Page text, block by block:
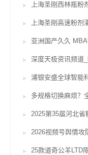
上海圣刚高速粉剂
亚洲国产久久
浦银安盛全球智能
多规格切换麻烦？
2025第35届河北省
25款道奇公羊LTD